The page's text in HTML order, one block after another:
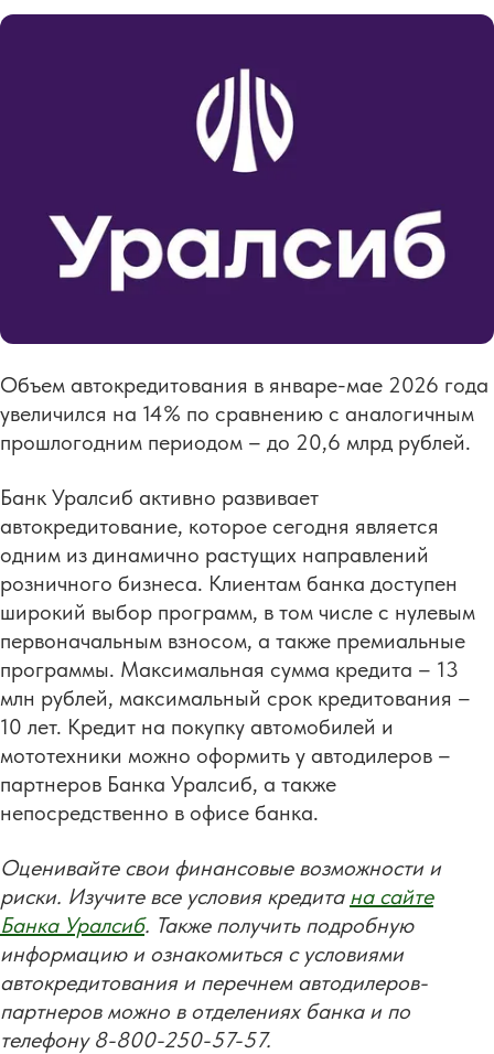
Объем автокредитования в январе-мае 2026 года
увеличился на 14% по сравнению с аналогичным
прошлогодним периодом – до 20,6 млрд рублей.
Банк Уралсиб активно развивает
автокредитование, которое сегодня является
одним из динамично растущих направлений
розничного бизнеса. Клиентам банка доступен
широкий выбор программ, в том числе с нулевым
первоначальным взносом, а также премиальные
программы. Максимальная сумма кредита – 13
млн рублей, максимальный срок кредитования –
10 лет. Кредит на покупку автомобилей и
мототехники можно оформить у автодилеров –
партнеров Банка Уралсиб, а также
непосредственно в офисе банка.
Оценивайте свои финансовые возможности и
риски. Изучите все условия кредита на сайте
Банка Уралсиб. Также получить подробную
информацию и ознакомиться с условиями
автокредитования и перечнем автодилеров-
партнеров можно в отделениях банка и по
телефону 8-800-250-57-57.